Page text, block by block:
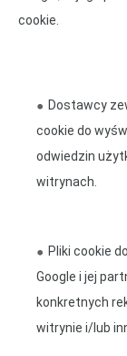
cookie.
Dostawcy
cookie do
odwiedzin
witrynach.
Pliki cookie
Google i jej
konkretnych
witrynie i/lub